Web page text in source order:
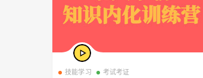
技能学习 考试考证